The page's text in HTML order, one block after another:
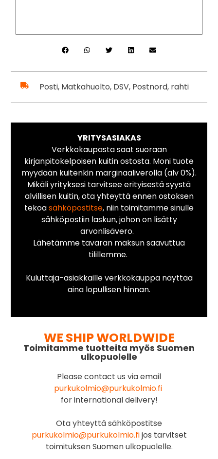
Posti, Matkahuolto, DSV, Postnord, rahti
YRITYSASIAKAS
Verkkokaupasta saat suoraan
kirjanpitokelpoisen kuitin ostosta. Moni tuote
myydään kuitenkin marginaaliverolla (alv 0%).
Mikäli yrityksesi tarvitsee erityisestä syystä
alvillisen kuitin, ota yhteyttä ennen ostoksen
tekoasähköpostitse, niin toimitamme sinulle
sähköpostiin laskun, johon on lisätty
arvonlisävero.
Lähetämme tavaran maksun saavuttua
tilillemme.
Kuluttaja-asiakkaille verkkokauppa näyttää
aina lopullisen hinnan.
WE SHIP WORLDWIDE
Toimitamme tuotteita myös Suomen
ulkopuolelle
Please contact us via email
purkukolmio@purkukolmio.fi
for international delivery!
Ota yhteyttä sähköpostitse
purkukolmio@purkukolmio.fijos tarvitset
toimituksen Suomen ulkopuolelle.